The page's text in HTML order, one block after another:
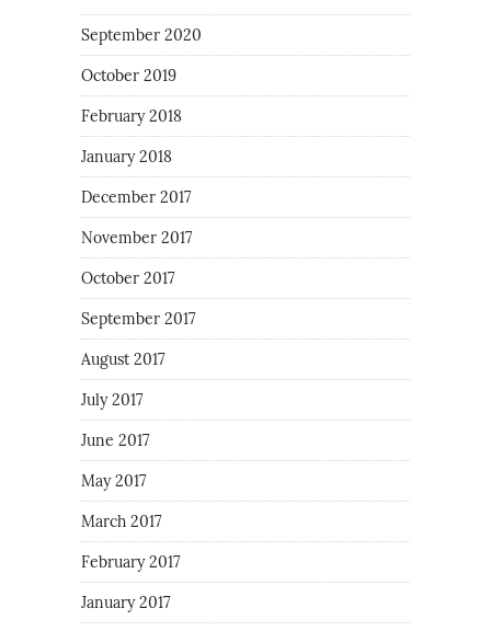
September 2020
October 2019
February 2018
January 2018
December 2017
November 2017
October 2017
September 2017
August 2017
July 2017
June 2017
May 2017
March 2017
February 2017
January 2017